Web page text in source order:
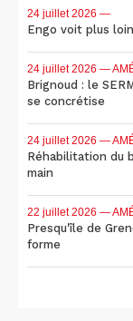
24 juillet 2026 —
Engo voit plus
24 juillet 2026 —
Brignoud : le
se concrétise
24 juillet 2026 —
Réhabilitation du
main
22 juillet 2026 —
Presqu'île de
forme